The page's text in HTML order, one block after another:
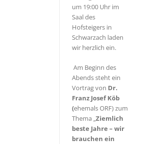
um 19:00 Uhr im
Saal des
Hofsteigers in
Schwarzach laden
wir herzlich ein.
Am Beginn des
Abends steht ein
Vortrag von Dr.
Franz Josef Köb
(ehemals ORF) zum
Thema „Ziemlich
beste Jahre – wir
brauchen ein